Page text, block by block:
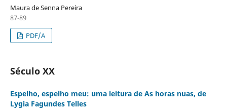
Maura de Senna Pereira
87-89
PDF/A
Século XX
Espelho, espelho meu: uma leitura de As horas nuas, de
Lygia Fagundes Telles